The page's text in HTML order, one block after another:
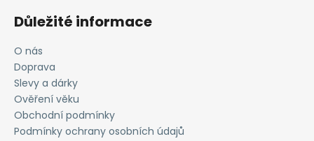
Důležité informace
O nás
Doprava
Slevy a dárky
Ověření věku
Obchodní podmínky
Podmínky ochrany osobních údajů